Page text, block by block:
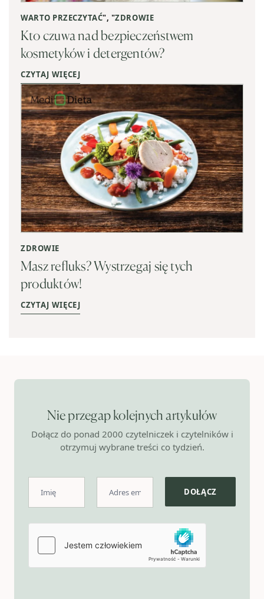
WARTO PRZECZYTAĆ", "ZDROWIE
Kto czuwa nad bezpieczeństwem
kosmetyków i detergentów?
CZYTAJ WIĘCEJ
ZDROWIE
Masz refluks? Wystrzegaj się tych
produktów!
CZYTAJ WIĘCEJ
Nie przegap kolejnych artykułów
Dołącz do ponad 2000 czytelniczek i czytelników i
otrzymuj wybrane treści co tydzień.